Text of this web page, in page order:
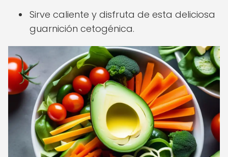
Sirve caliente y disfruta de esta deliciosa
guarnición cetogénica.